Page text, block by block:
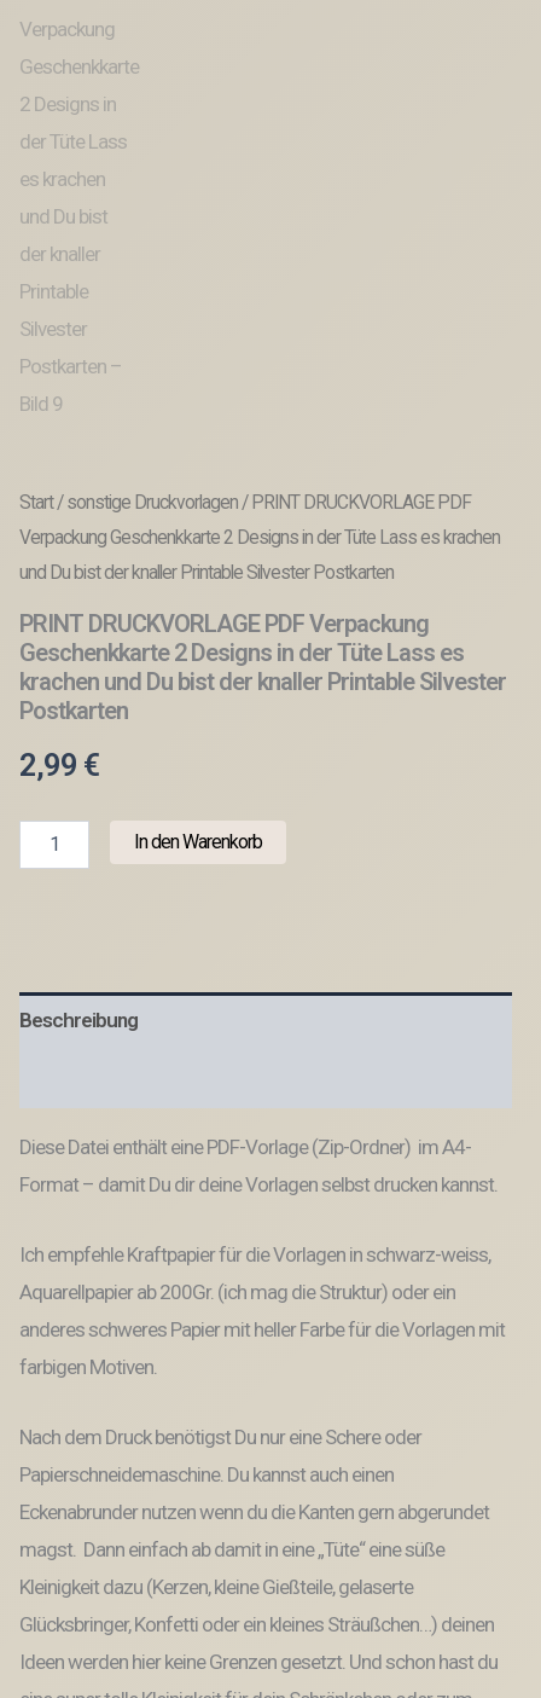
Start/sonstige Druckvorlagen/ PRINT DRUCKVORLAGE PDF
Verpackung Geschenkkarte 2 Designs in der Tüte Lass es krachen
und Du bist der knaller Printable Silvester Postkarten
PRINT DRUCKVORLAGE PDF Verpackung
Geschenkkarte 2 Designs in der Tüte Lass es
krachen und Du bist der knaller Printable Silvester
Postkarten
2,99 €
DRUCKVORLAGE
in
der
und
bist
Printable
Silvester
Menge
In den Warenkorb
Beschreibung
Diese Datei enthält eine PDF-Vorlage (Zip-Ordner) im A4-
Format – damit Du dir deine Vorlagen selbst drucken kannst.
Ich empfehle Kraftpapier für die Vorlagen in schwarz-weiss,
Aquarellpapier ab 200Gr. (ich mag die Struktur) oder ein
anderes schweres Papier mit heller Farbe für die Vorlagen mit
farbigen Motiven.
Nach dem Druck benötigst Du nur eine Schere oder
Papierschneidemaschine. Du kannst auch einen
Eckenabrunder nutzen wenn du die Kanten gern abgerundet
magst. Dann einfach ab damit in eine „Tüte“ eine süße
Kleinigkeit dazu (Kerzen, kleine Gießteile, gelaserte
Glücksbringer, Konfetti oder ein kleines Sträußchen…) deinen
Ideen werden hier keine Grenzen gesetzt. Und schon hast du